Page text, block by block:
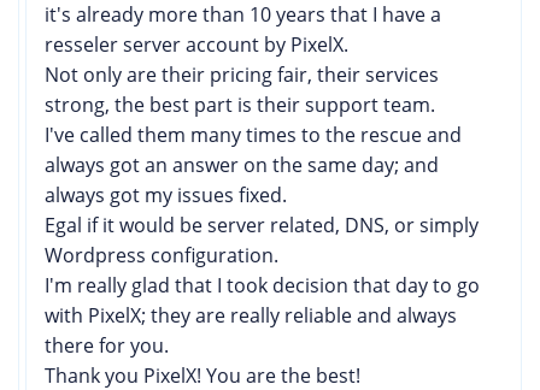
it's already more than 10 years that I have a
resseler server account by PixelX.
Not only are their pricing fair, their services
strong, the best part is their support team.
I've called them many times to the rescue and
always got an answer on the same day; and
always got my issues fixed.
Egal if it would be server related, DNS, or simply
Wordpress configuration.
I'm really glad that I took decision that day to go
with PixelX; they are really reliable and always
there for you.
Thank you PixelX! You are the best!